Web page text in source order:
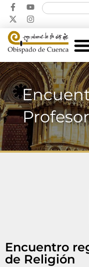
Encuentro
de Religión